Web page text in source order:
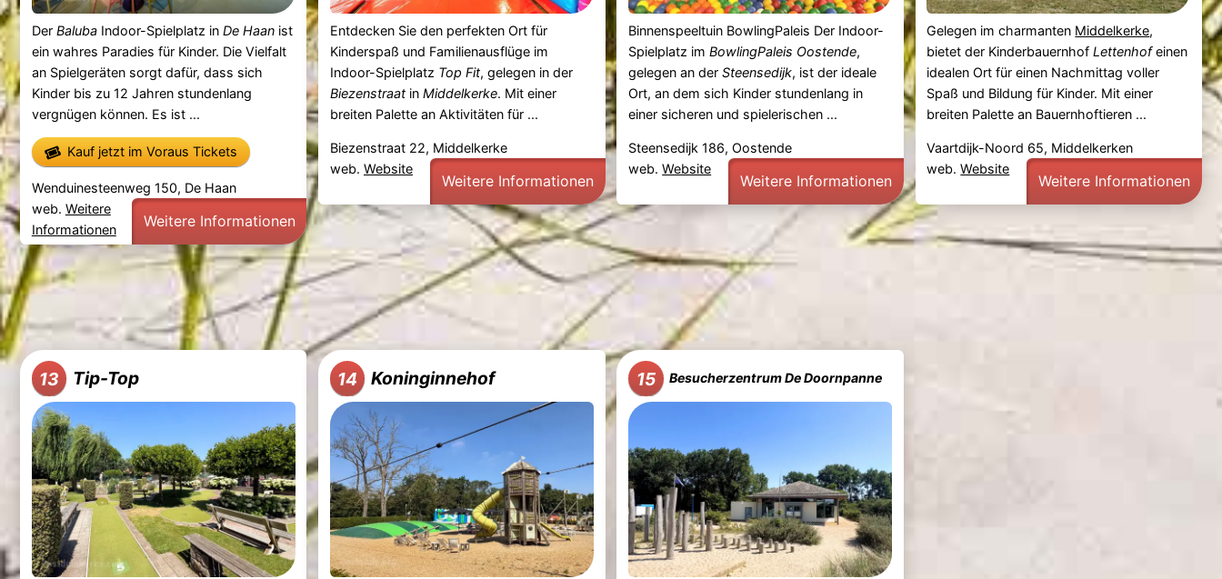
Der BalubaIndoor-Spielplatz in De Haanist
ein wahres Paradies für Kinder. Die Vielfalt
an Spielgeräten sorgt dafür, dass sich
Kinder bis zu 12 Jahren stundenlang
vergnügen können. Es ist ...
Kauf jetzt im Voraus Tickets
Wenduinesteenweg 150, De Haan
web. Weitere
Informationen
Weitere Informationen
Entdecken Sie den perfekten Ort für
Kinderspaß und Familienausflüge im
Indoor-Spielplatz Top Fit, gelegen in der
Biezenstraatin Middelkerke. Mit einer
breiten Palette an Aktivitäten für ...
Biezenstraat 22, Middelkerke
web. Website
Weitere Informationen
Binnenspeeltuin BowlingPaleis Der Indoor-
Spielplatz imBowlingPaleis Oostende,
gelegen an derSteensedijk, ist der ideale
Ort, an dem sich Kinder stundenlang in
einer sicheren und spielerischen ...
Steensedijk 186, Oostende
web.Website
Weitere Informationen
Gelegen im charmanten Middelkerke,
bietet der KinderbauernhofLettenhofeinen
idealen Ort für einen Nachmittag voller
Spaß und Bildung für Kinder. Mit einer
breiten Palette an Bauernhoftieren ...
Vaartdijk-Noord 65, Middelkerken
web.Website
Weitere Informationen
13 Tip-Top 14 Koninginnehof 15 Besucherzentrum De Doornpanne